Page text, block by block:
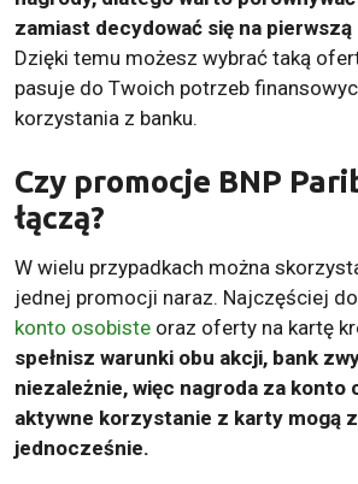
zamiast decydować się na
Dzięki temu możesz wybrać taką
pasuje do Twoich potrzeb
korzystania z banku.
Czy promocje BNP
łączą?
W wielu przypadkach można
jednej promocji naraz. Najczęściej
konto osobiste oraz oferty na kartę
spełnisz warunki obu akcji, bank
niezależnie, więc nagroda za konto
aktywne korzystanie z karty mogą
jednocześnie.